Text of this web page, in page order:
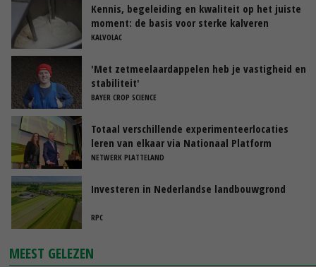
Kennis, begeleiding en kwaliteit op het juiste
moment: de basis voor sterke kalveren
KALVOLAC
'Met zetmeelaardappelen heb je vastigheid en
stabiliteit'
BAYER CROP SCIENCE
Totaal verschillende experimenteerlocaties
leren van elkaar via Nationaal Platform
NETWERK PLATTELAND
Investeren in Nederlandse landbouwgrond
RPC
MEEST GELEZEN